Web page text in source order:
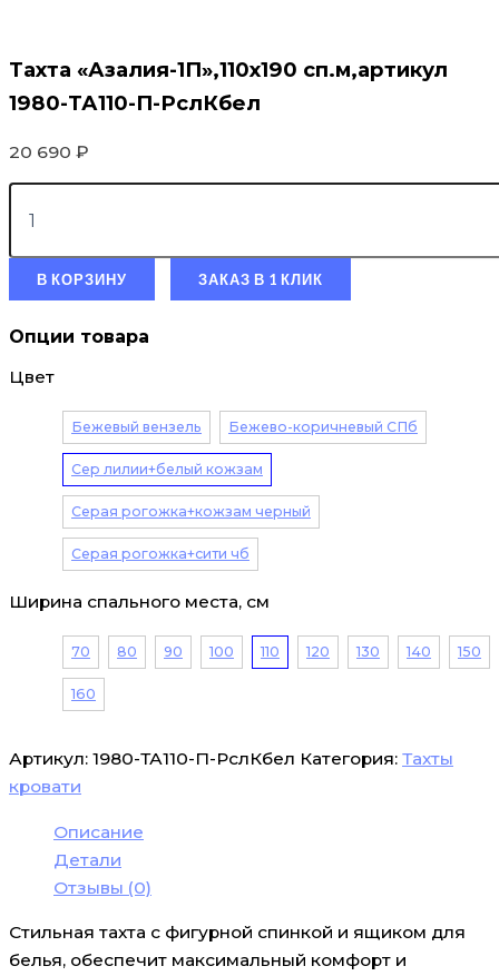
Тахта «Азалия-1П»,110х190 сп.м,артикул
1980-ТА110-П-РслКбел
20 690 ₽
В КОРЗИНУ ЗАКАЗ В 1 КЛИК
Опции товара
Цвет
Бежевый вензель Бежево-коричневый СПб
Сер лилии+белый кожзам
Серая рогожка+кожзам черный
Серая рогожка+сити чб
Ширина спального места, см
70 80 90 100 110 120 130 140 150
160
Артикул: 1980-ТА110-П-РслКбел Категория: Тахты
кровати
Описание
Детали
Отзывы (0)
Стильная тахта с фигурной спинкой и ящиком для
белья, обеспечит максимальный комфорт и